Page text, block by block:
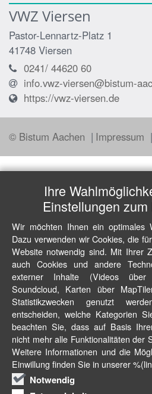
VWZ Viersen
Pastor-Lennartz-Platz 1
41748 Viersen
0241/ 44620 60
info.vwz-viersen@bistum-
https://vwz-viersen.de
© Bistum Aachen Impressum
Ihre
Einstellungen
Wir möchten Ihnen ein optimales
Dazu verwenden wir Cookies, die
Website notwendig sind. Mit Ihrer
auch Cookies und andere
externer Inhalte (Videos
Soundcloud, Karten über
Statistikzwecken genutzt
entscheiden, welche Kategorien
beachten Sie, dass auf Basis
nicht mehr alle Funktionalitäten der
Weitere Informationen und die
Einwillung finden Sie in unserer
Notwendig